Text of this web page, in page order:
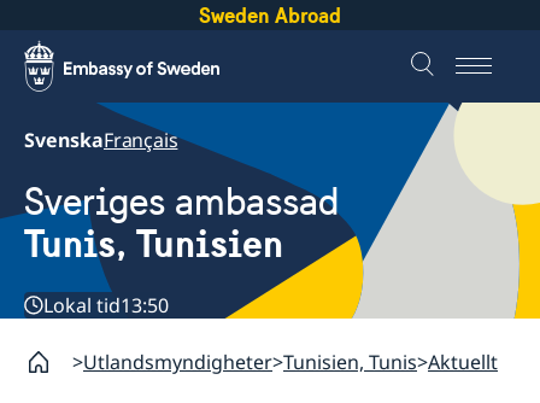
Sweden Abroad
SvenskaFrançais
Sveriges ambassad
Tunis, Tunisien
Lokal tid13:50
Utlandsmyndigheter Tunisien, Tunis Aktuellt